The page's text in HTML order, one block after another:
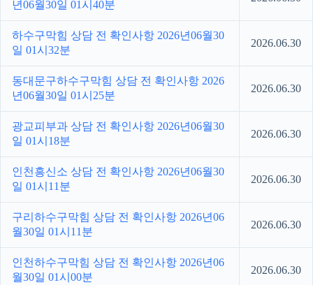
년06월30일 01시40분
하수구막힘 상담 전 확인사항 2026년06월30
일 01시32분
2026.06.30
동대문구하수구막힘 상담 전 확인사항 2026
년06월30일 01시25분
2026.06.30
광교피부과 상담 전 확인사항 2026년06월30
일 01시18분
2026.06.30
인천흥신소 상담 전 확인사항 2026년06월30
일 01시11분
2026.06.30
구리하수구막힘 상담 전 확인사항 2026년06
월30일 01시11분
2026.06.30
인천하수구막힘 상담 전 확인사항 2026년06
월30일 01시00분
2026.06.30